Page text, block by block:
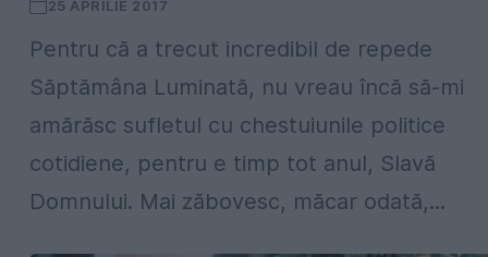
25 APRILIE 2017
Pentru că a trecut incredibil de repede
Săptămâna Luminată, nu vreau încă să-mi
amărăsc sufletul cu chestuiunile politice
cotidiene, pentru e timp tot anul, Slavă
Domnului. Mai zăbovesc, măcar odată,...